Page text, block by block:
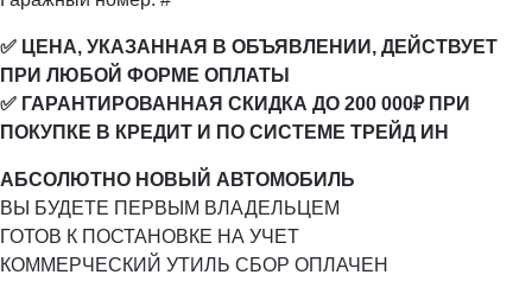
✅ ЦЕНА, УКАЗАННАЯ В ОБЪЯВЛЕНИИ, ДЕЙСТВУЕТ
ПРИ ЛЮБОЙ ФОРМЕ ОПЛАТЫ
✅ ГАРАНТИРОВАННАЯ СКИДКА ДО 200 000₽ ПРИ
ПОКУПКЕ В КРЕДИТ И ПО СИСТЕМЕ ТРЕЙД ИН
АБСОЛЮТНО НОВЫЙ АВТОМОБИЛЬ
ВЫ БУДЕТЕ ПЕРВЫМ ВЛАДЕЛЬЦЕМ
ГОТОВ К ПОСТАНОВКЕ НА УЧЕТ
КОММЕРЧЕСКИЙ УТИЛЬ СБОР ОПЛАЧЕН